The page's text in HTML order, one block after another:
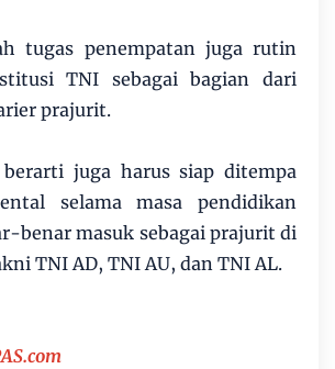
tugas penempatan juga rutin
TNI sebagai bagian dari
prajurit.
juga harus siap ditempa
selama masa pendidikan
benar masuk sebagai prajurit di
TNI AD, TNI AU, dan TNI AL.